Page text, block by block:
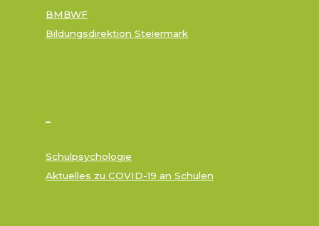
BMBWF
Bildungsdirektion Steiermark
–
Schulpsychologie
Aktuelles zu COVID-19 an Schulen